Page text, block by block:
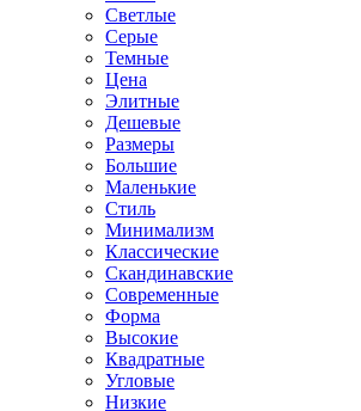
Светлые
Серые
Темные
Цена
Элитные
Дешевые
Размеры
Большие
Маленькие
Стиль
Минимализм
Классические
Скандинавские
Современные
Форма
Высокие
Квадратные
Угловые
Низкие